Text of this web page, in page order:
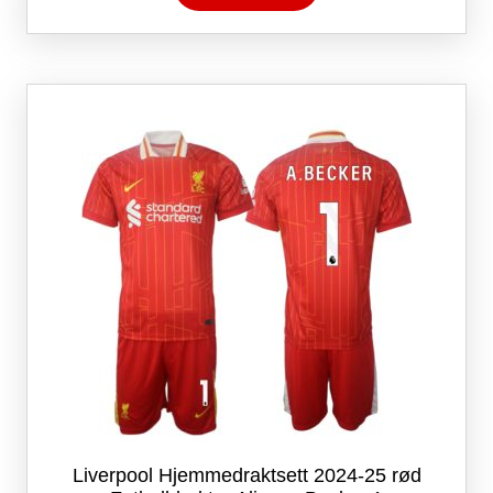
flere
Alternativene
velges
på
produktsiden
Liverpool Hjemmedraktsett 2024-25 rød